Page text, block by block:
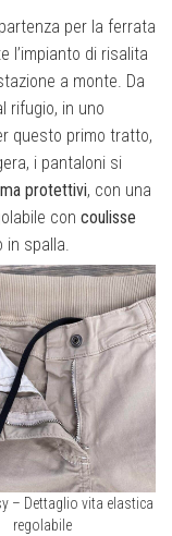
per la ferrata
l’impianto di risalita
a monte. Da
rifugio, in uno
questo primo tratto,
i pantaloni si
protettivi, con una
con coulisse
spalla.
– Dettaglio vita elastica
regolabile